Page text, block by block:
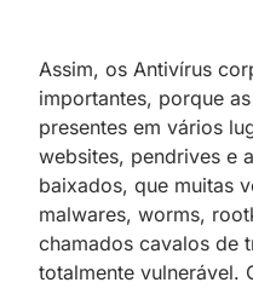
Assim, os Antivírus
importantes, porque
presentes em vários
websites, pendrives e
baixados, que muitas
malwares, worms,
chamados cavalos de
totalmente vulnerável.